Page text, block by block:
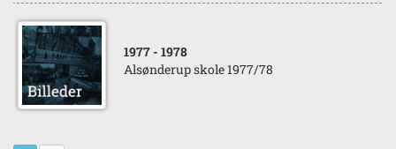
1977 - 1978
Alsønderup skole 1977/78